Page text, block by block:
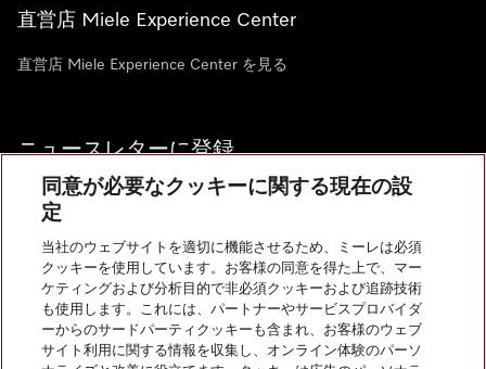
直営店 Miele Experience Center
直営店 Miele Experience Center を見る
ニュースレターに登録
お問い合わせ
InstagramのMiele
YoutubeのMiele
同意が必要なクッキーに関する現在の設
定
当社のウェブサイトを適切に機能させるため、ミーレは必須
クッキーを使用しています。お客様の同意を得た上で、マー
ケティングおよび分析目的で非必須クッキーおよび追跡技術
も使用します。これには、パートナーやサービスプロバイダ
ーからのサードパーティクッキーも含まれ、お客様のウェブ
サイト利用に関する情報を収集し、オンライン体験のパーソ